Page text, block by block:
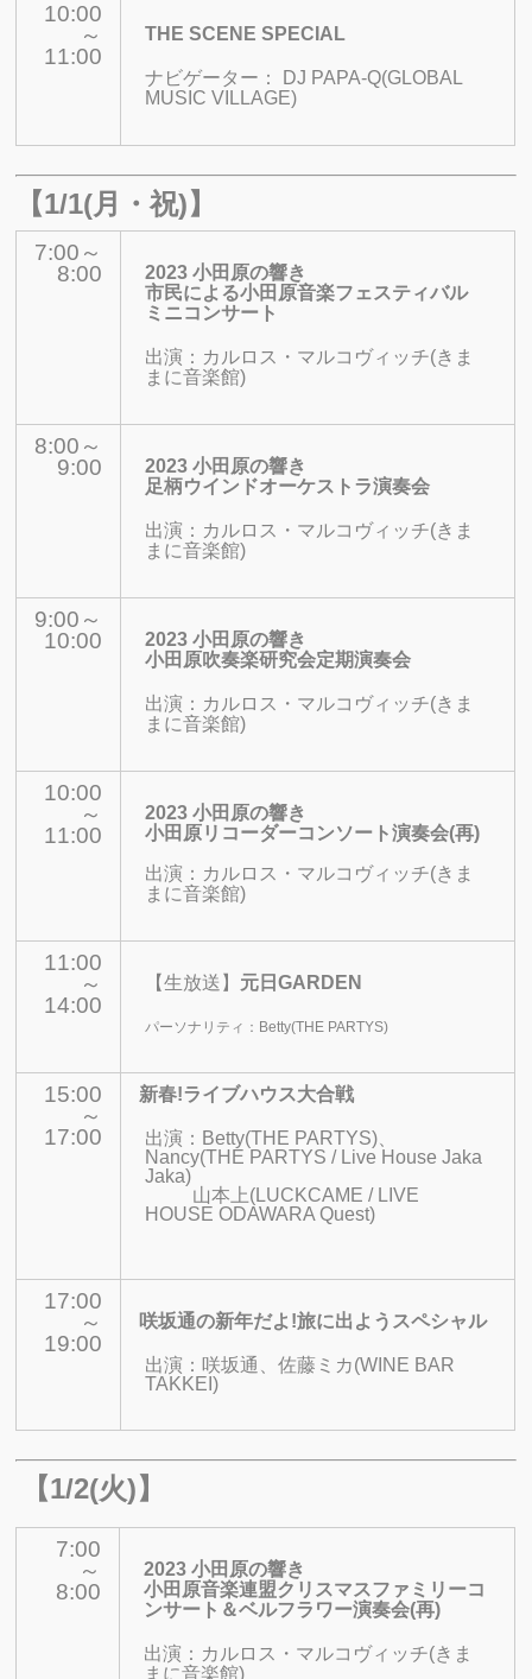
10:00
～
11:00
THE SCENE SPECIAL
ナビゲーター：
DJ PAPA-Q(GLOBAL
MUSIC VILLAGE)
【1/1(月・祝)】
7:00～
8:00
2023 小田原の響き
市民による小田原音楽フェスティバル
ミニコンサート
出演： カルロス・マルコヴィッチ(きま
まに音楽館)
8:00～
9:00
2023 小田原の響き
足柄ウインドオーケストラ演奏会
出演： カルロス・マルコヴィッチ(きま
まに音楽館)
9:00～
10:00
2023 小田原の響き
小田原吹奏楽研究会定期演奏会
出演： カルロス・マルコヴィッチ(きま
まに音楽館)
10:00
～
11:00
2023 小田原の響き
小田原リコーダーコンソート演奏会(再)
出演： カルロス・マルコヴィッチ(きま
まに音楽館)
11:00
～
14:00
【生放送】 元日GARDEN
パーソナリティ：Betty(THE PARTYS)
15:00
～
17:00
新春!ライブハウス大合戦
出演： Betty(THE PARTYS)、
Nancy(THE PARTYS / Live House Jaka
Jaka)
山本上(LUCKCAME / LIVE
HOUSE ODAWARA Quest)
17:00
～
19:00
咲坂通の新年だよ!旅に出ようスペシャル
出演： 咲坂通、佐藤ミカ(WINE BAR
TAKKEI)
【1/2(火)】
7:00
～
8:00
2023 小田原の響き
小田原音楽連盟クリスマスファミリーコ
ンサート＆ベルフラワー演奏会(再)
出演： カルロス・マルコヴィッチ(きま
まに音楽館)